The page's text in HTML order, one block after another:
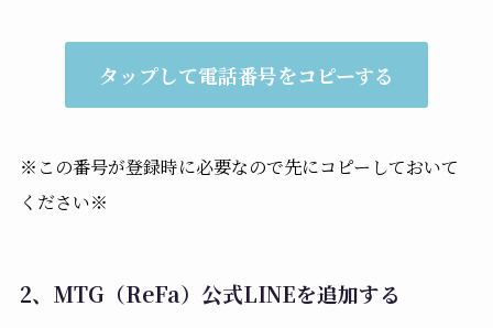
タップして電話番号をコピーする
※この番号が登録時に必要なので先にコピーしておいて
ください※
2、MTG（ReFa）公式LINEを追加する